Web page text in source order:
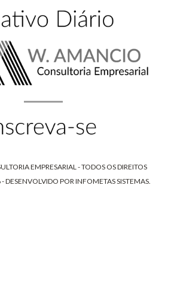
EMPRESARIAL - TODOS OS DIREITOS
DESENVOLVIDO POR INFOMETAS SISTEMAS